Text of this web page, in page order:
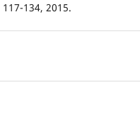
134, 2015.